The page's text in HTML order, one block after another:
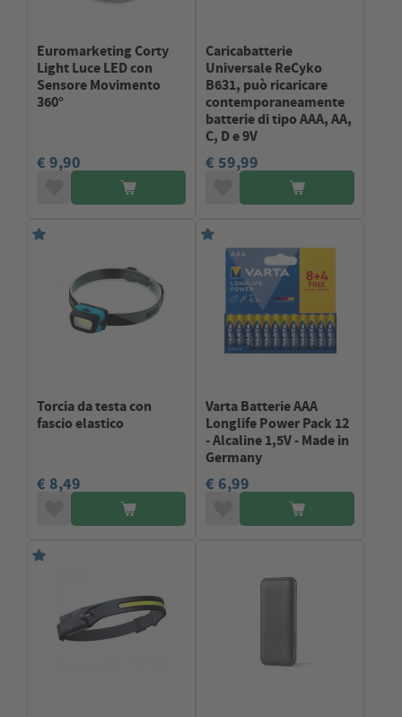
Euromarketing Corty
Light Luce LED con
Sensore Movimento
360°
€ 9,90
Caricabatterie
Universale ReCyko
B631, può ricaricare
contemporaneamente
batterie di tipo AAA, AA,
C, D e 9V
€ 59,99
Torcia da testa con
fascio elastico
€ 8,49
Varta Batterie AAA
Longlife Power Pack 12
- Alcaline 1,5V - Made in
Germany
€ 6,99